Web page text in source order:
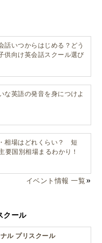
むことから発展させて
年齢や英語の習熟度に
セージでORTリー
めて3年が経つ、小学4
りに前に担当している
が、上達ぶりに驚いて
きるのも担任制の魅力
話いつからはじめる？どう
供向け英会話スクール選び
な英語の発音を身につけよ
相場はどれくらい？ 短
要国別相場まるわかり！
イベント情報 一覧
クール
ル プリスクール